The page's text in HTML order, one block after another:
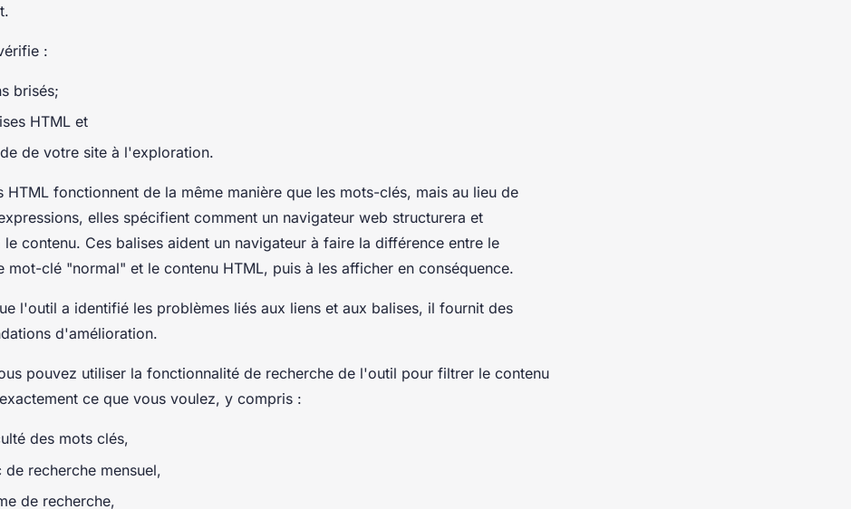
:
brisés;
HTML et
de votre site à l'exploration.
HTML fonctionnent de la même manière que les mots-clés, mais au lieu de
elles spécifient comment un navigateur web structurera et
le contenu. Ces balises aident un navigateur à faire la différence entre le
mot-clé "normal" et le contenu HTML, puis à les afficher en conséquence.
l'outil a identifié les problèmes liés aux liens et aux balises, il fournit des
d'amélioration.
pouvez utiliser la fonctionnalité de recherche de l'outil pour filtrer le contenu
ce que vous voulez, y compris :
des mots clés,
de recherche mensuel,
de recherche,